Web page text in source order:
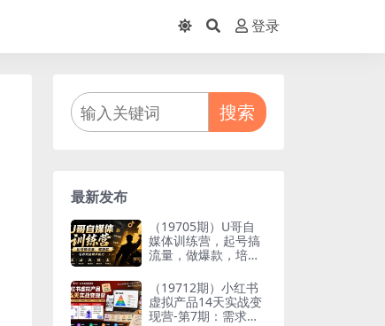
登录
搜索
最新发布
（19705期）U哥自
媒体训练营，起号搞
流量，做爆款，培养
（19712期）小红书
虚拟产品14天实战变
现营-第7期：需求挖